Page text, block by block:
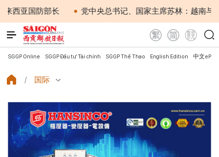
国防部长 党中央总书记、国家主席苏林：越南与马来
SGGP Online SGGP Đầu tư Tài chính SGGP Thể Thao English Edition 中文
国际